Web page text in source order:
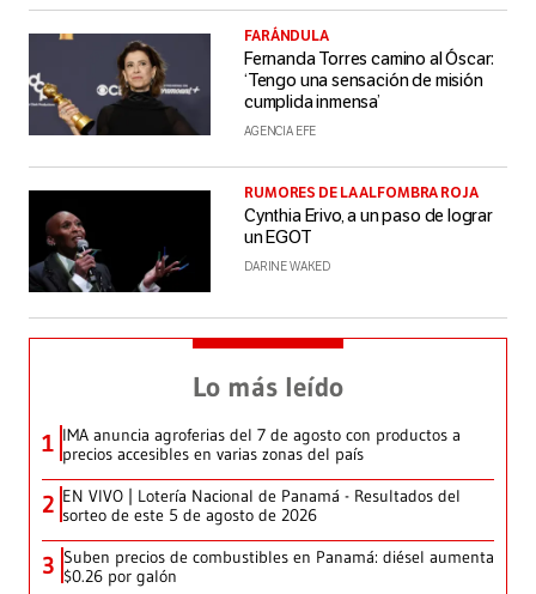
FARÁNDULA
Fernanda Torres camino al Óscar:
‘Tengo una sensación de misión
cumplida inmensa’
AGENCIA EFE
RUMORES DE LA ALFOMBRA ROJA
Cynthia Erivo, a un paso de lograr
un EGOT
DARINE WAKED
Lo más leído
1 IMA anuncia agroferias del 7 de agosto con productos a
precios accesibles en varias zonas del país
2 EN VIVO | Lotería Nacional de Panamá - Resultados del
sorteo de este 5 de agosto de 2026
3 Suben precios de combustibles en Panamá: diésel aumenta
$0.26 por galón